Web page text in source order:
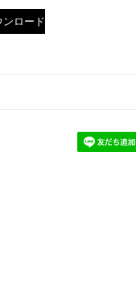
ンロード